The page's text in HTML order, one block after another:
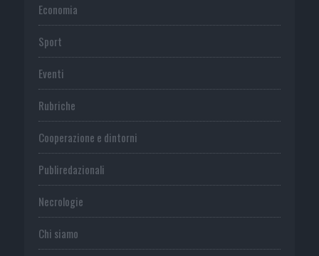
Economia
Sport
Eventi
Rubriche
Cooperazione e dintorni
Publiredazionali
Necrologie
Chi siamo